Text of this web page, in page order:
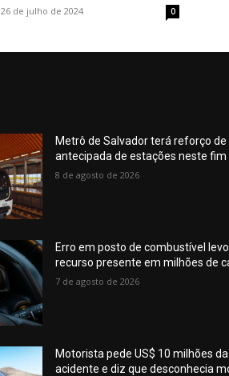
26 de julho de 2024 0
Metrô de Salvador terá reforço
antecipada de estações neste fim
8 de agosto de 2026
Erro em posto de combustível
recurso presente em milhões de
7 de agosto de 2026
Motorista pede US$ 10 milhões
acidente e diz que desconhecia